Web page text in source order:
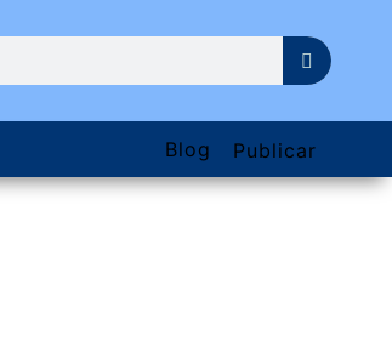
Blog Publicar